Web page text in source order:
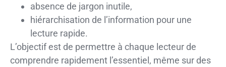
absence de jargon inutile,
hiérarchisation de l’information pour une
lecture rapide.
L’objectif est de permettre à chaque lecteur de
comprendre rapidement l’essentiel, même sur des